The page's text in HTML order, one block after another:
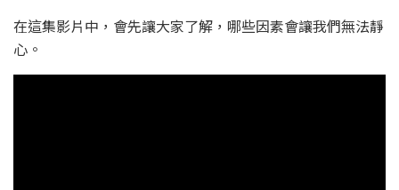
在這集影片中，會先讓大家了解，哪些因素會讓我們無法靜
心。